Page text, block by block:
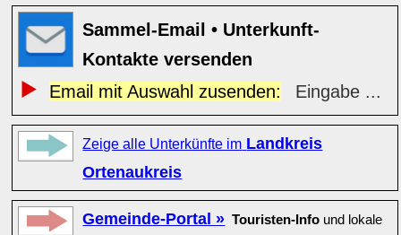
Sammel-Email • Unterkunft-
Kontakte versenden
Email mit Auswahl zusenden:
Eingabe ...
Zeige alle Unterkünfte im Landkreis
Ortenaukreis
Gemeinde-Portal » Touristen-Info und lokale